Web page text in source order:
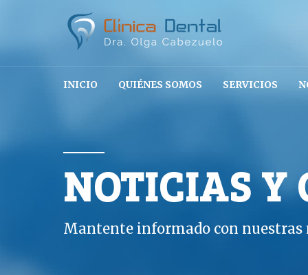
INICIO QUIÉNES SOMOS SERVICIOS
NOTICIAS Y
Mantente informado con nuestras